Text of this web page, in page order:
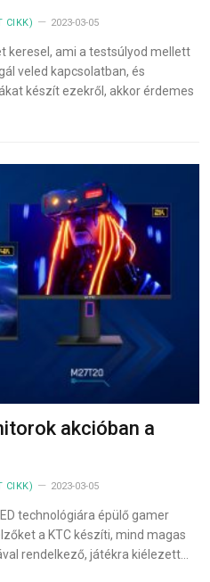
CIKK) 2023-03-05
keresel, ami a testsúlyod mellett
veled kapcsolatban, és
készít ezekről, akkor érdemes
akcióban a
CIKK) 2023-03-05
technológiára épülő gamer
a KTC készíti, mind magas
rendelkező, játékra kiélezett…